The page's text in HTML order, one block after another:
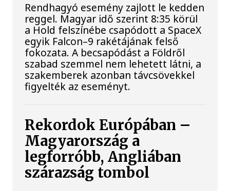
Rendhagyó esemény zajlott le kedden
reggel. Magyar idő szerint 8:35 körül
a Hold felszínébe csapódott a SpaceX
egyik Falcon–9 rakétájának felső
fokozata. A becsapódást a Földről
szabad szemmel nem lehetett látni, a
szakemberek azonban távcsövekkel
figyelték az eseményt.
Rekordok Európában –
Magyarország a
legforróbb, Angliában
szárazság tombol